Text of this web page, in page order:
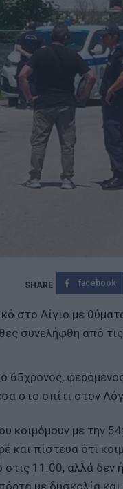
facebook
στο Αίγιο με
συνελήφθη από
ο 65χρονος,
στο σπίτι στον
κοιμόμουν με την
και πίστευα ότι
11:00, αλλά δεν